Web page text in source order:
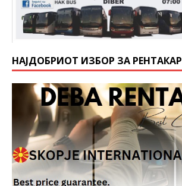
НАЈДОБРИОТ ИЗБОР ЗА РЕНТАКАР